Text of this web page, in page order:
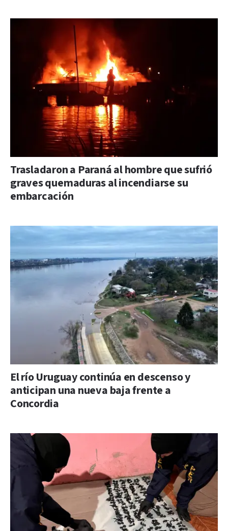
Trasladaron a Paraná al hombre que sufrió
graves quemaduras al incendiarse su
embarcación
El río Uruguay continúa en descenso y
anticipan una nueva baja frente a
Concordia